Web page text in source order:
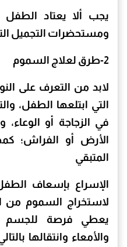
يجب ألا يعتاد الطفل
ومستحضرات التجميل
2-طرق لعلاج السموم
لابد من التعرف على
التي ابتلعها الطفل،
في الزجاجة أو الوعاء،
الأرض أو الفراش؛
المتبقي
الإسراع بإسعاف
لاستخراج السموم من
يعطي فرصة للجسم
والأمعاء وانتقالها